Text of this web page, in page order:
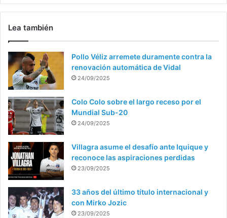
Lea también
Pollo Véliz arremete duramente contra la
renovación automática de Vidal
24/09/2025
Colo Colo sobre el largo receso por el
Mundial Sub-20
24/09/2025
Villagra asume el desafío ante Iquique y
reconoce las aspiraciones perdidas
23/09/2025
33 años del último título internacional y
con Mirko Jozic
23/09/2025